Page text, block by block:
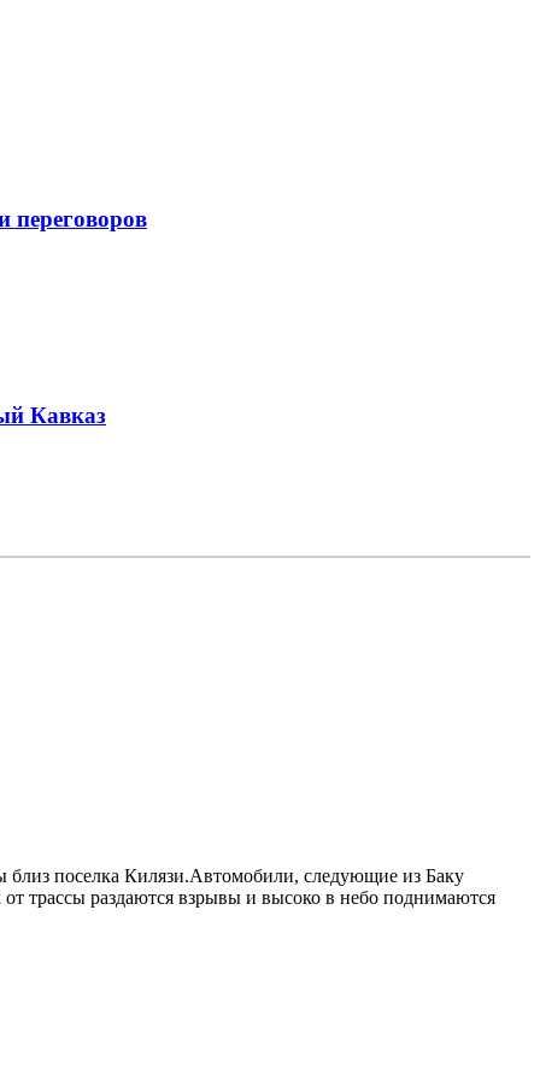
переговоров
Кавказ
близ поселка Килязи.Автомобили, следующие из Баку
трассы раздаются взрывы и высоко в небо поднимаются